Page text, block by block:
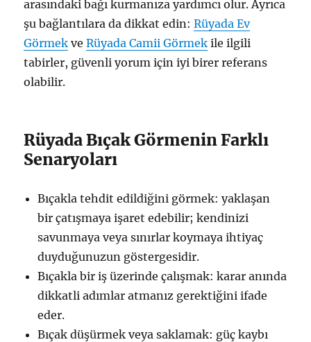
arasındaki bağı kurmanıza yardımcı olur. Ayrıca
şu bağlantılara da dikkat edin:Rüyada Ev
Görmek veRüyada Camii Görmek ile ilgili
tabirler, güvenli yorum için iyi birer referans
olabilir.
Rüyada Bıçak Görmenin Farklı
Senaryoları
Bıçakla tehdit edildiğini görmek: yaklaşan
bir çatışmaya işaret edebilir; kendinizi
savunmaya veya sınırlar koymaya ihtiyaç
duyduğunuzun göstergesidir.
Bıçakla bir iş üzerinde çalışmak: karar anında
dikkatli adımlar atmanız gerektiğini ifade
eder.
Bıçak düşürmek veya saklamak: güç kaybı